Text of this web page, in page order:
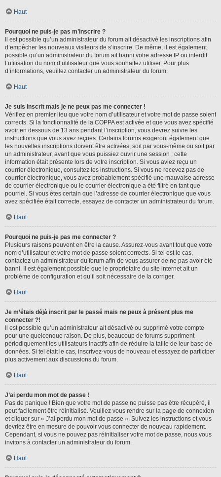
Haut
Pourquoi ne puis-je pas m’inscrire ?
Il est possible qu’un administrateur du forum ait désactivé les inscriptions afin
d’empêcher les nouveaux visiteurs de s’inscrire. De même, il est également
possible qu’un administrateur du forum ait banni votre adresse IP ou interdit
l’utilisation du nom d’utilisateur que vous souhaitez utiliser. Pour plus
d’informations, veuillez contacter un administrateur du forum.
Haut
Je suis inscrit mais je ne peux pas me connecter !
Vérifiez en premier lieu que votre nom d’utilisateur et votre mot de passe soient
corrects. Si la fonctionnalité de la COPPA est activée et que vous avez spécifié
avoir en dessous de 13 ans pendant l’inscription, vous devrez suivre les
instructions que vous avez reçues. Certains forums exigeront également que
les nouvelles inscriptions doivent être activées, soit par vous-même ou soit par
un administrateur, avant que vous puissiez ouvrir une session ; cette
information était présente lors de votre inscription. Si vous aviez reçu un
courrier électronique, consultez les instructions. Si vous ne recevez pas de
courrier électronique, vous avez probablement spécifié une mauvaise adresse
de courrier électronique ou le courrier électronique a été filtré en tant que
pourriel. Si vous êtes certain que l’adresse de courrier électronique que vous
avez spécifiée était correcte, essayez de contacter un administrateur du forum.
Haut
Pourquoi ne puis-je pas me connecter ?
Plusieurs raisons peuvent en être la cause. Assurez-vous avant tout que votre
nom d’utilisateur et votre mot de passe soient corrects. Si tel est le cas,
contactez un administrateur du forum afin de vous assurer de ne pas avoir été
banni. Il est également possible que le propriétaire du site internet ait un
problème de configuration et qu’il soit nécessaire de la corriger.
Haut
Je m’étais déjà inscrit par le passé mais ne peux à présent plus me
connecter ?!
Il est possible qu’un administrateur ait désactivé ou supprimé votre compte
pour une quelconque raison. De plus, beaucoup de forums suppriment
périodiquement les utilisateurs inactifs afin de réduire la taille de leur base de
données. Si tel était le cas, inscrivez-vous de nouveau et essayez de participer
plus activement aux discussions du forum.
Haut
J’ai perdu mon mot de passe !
Pas de panique ! Bien que votre mot de passe ne puisse pas être récupéré, il
peut facilement être réinitialisé. Veuillez vous rendre sur la page de connexion
et cliquer sur « J’ai perdu mon mot de passe ». Suivez les instructions et vous
devriez être en mesure de pouvoir vous connecter de nouveau rapidement.
Cependant, si vous ne pouvez pas réinitialiser votre mot de passe, nous vous
invitons à contacter un administrateur du forum.
Haut